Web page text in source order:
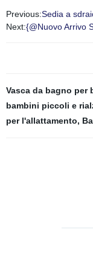
Previous:Sedia a
Next:{@Nuovo Arrivo
Vasca da bagno per
bambini piccoli e
per l'allattamento,